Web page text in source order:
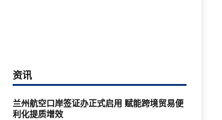
资讯
兰州航空口岸签证办正式启用 赋能跨境贸易便
利化提质增效